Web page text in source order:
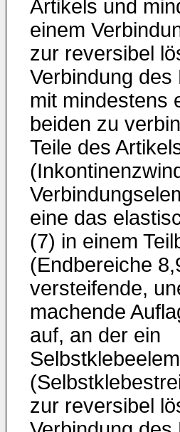
Artikels und
einem
zur reversibel
Verbindung des
mit mindestens
beiden zu
Teile des
eine das
(7) in einem
(Endbereiche
versteifende,
machende
auf, an der ein
zur reversibel